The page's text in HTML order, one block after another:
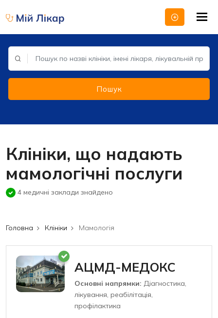
Пошук
Клініки, що надають
мамологічні послуги
4 медичні заклади знайдено
Головна Клініки Мамологія
АЦМД-МЕДОКС
Основні напрямки: Діагностика,
лікування, реабілітація,
профілактика